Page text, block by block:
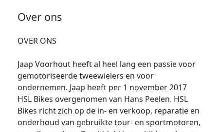
Over ons
OVER ONS
Jaap Voorhout heeft al heel lang een passie voor
gemotoriseerde tweewielers en voor
ondernemen. Jaap heeft per 1 november 2017
HSL Bikes overgenomen van Hans Peelen. HSL
Bikes richt zich op de in- en verkoop, reparatie en
onderhoud van gebruikte tour- en sportmotoren,